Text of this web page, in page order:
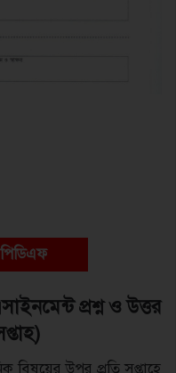
প্রশ্ন ও উত্তর
বিষয়ের উপর প্রতি সপ্তাহে